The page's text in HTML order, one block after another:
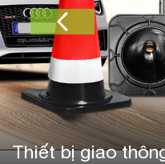
Thiết bị khách sạn